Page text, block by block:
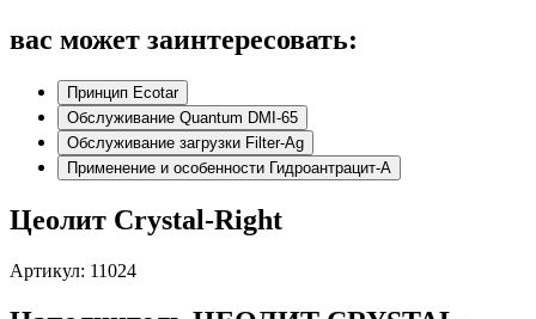
вас может заинтересовать:
Принцип Ecotar
Обслуживание Quantum DMI-65
Обслуживание загрузки Filter-Ag
Применение и особенности Гидроантрацит-А
Цеолит Crystal-Right
Артикул: 11024